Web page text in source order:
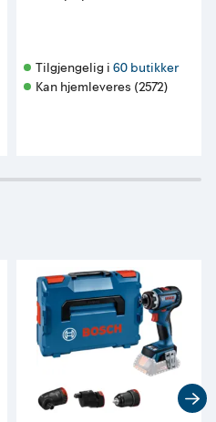
Tilgjengelig i 60 butikker
Kan hjemleveres (2572)